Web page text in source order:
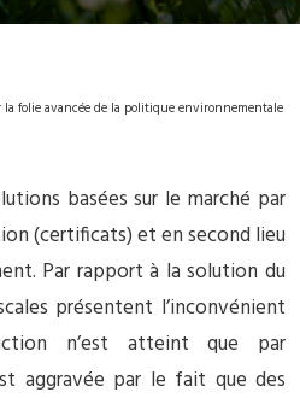
folie avancée de la politique environnementale
basées sur le marché par
(certificats) et en second lieu
Par rapport à la solution du
présentent l’inconvénient
n’est atteint que par
aggravée par le fait que des